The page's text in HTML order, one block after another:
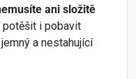
ani složitě
potěšit i pobavit
a nestahující